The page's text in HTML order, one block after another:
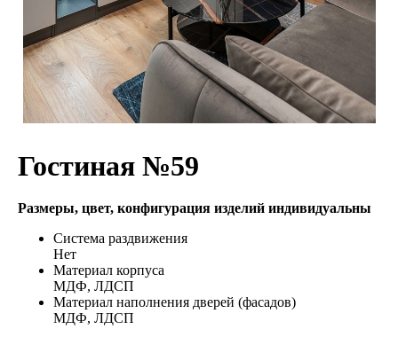
Гостиная №59
Размеры, цвет, конфигурация изделий индивидуальны
Система раздвижения
Нет
Материал корпуса
МДФ, ЛДСП
Материал наполнения дверей (фасадов)
МДФ, ЛДСП